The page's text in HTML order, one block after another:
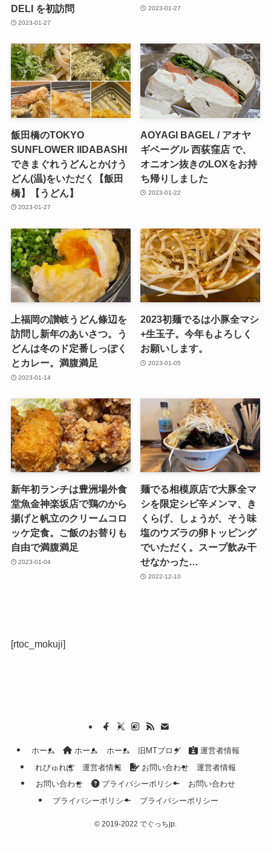
DELI を初訪問
2023-01-27
2023-01-27
飯田橋のTOKYO
SUNFLOWER IIDABASHI
できまぐれうどんとかけう
どん(温)をいただく【飯田
橋】【うどん】
2023-01-27
AOYAGI BAGEL / アオヤ
ギベーグル 西荻窪店 で、
オニオン抜きのLOXをお持
ち帰りしました
2023-01-22
上福岡の讃岐うどん條辺を
訪問し新年のあいさつ。う
どんは冬のド定番しっぽく
とカレー。満腹満足
2023-01-14
2023初麺でるは小豚全マシ
+生玉子。今年もよろしく
お願いします。
2023-01-05
新年初ランチは豊洲場外食
堂魚金神楽坂店で鶏のから
揚げと帆立のクリームコロ
ッケ定食。ご飯のお替りも
自由で満腹満足
2023-01-04
麺でる相模原店で大豚全マ
シを限定シビ辛メンマ、き
くらげ、しょうが、そう味
塩のウズラの卵トッピング
でいただく。スープ飲み干
せなかった…
2022-12-10
[rtoc_mokuji]
ホーム ホーム ホーム 旧MTブログ
運営者情報
れびゅれぽ
運営者情報 お問い合わせ
運営者情報
お問い合わせ
プライバシーポリシー
お問い合わせ
プライバシーポリシー
プライバシーポリシー
© 2019-2022 でぐっちjp.